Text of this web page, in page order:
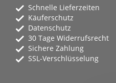
Schnelle Lieferzeiten
Käuferschutz
Datenschutz
30 Tage Widerrufsrecht
Sichere Zahlung
SSL-Verschlüsselung